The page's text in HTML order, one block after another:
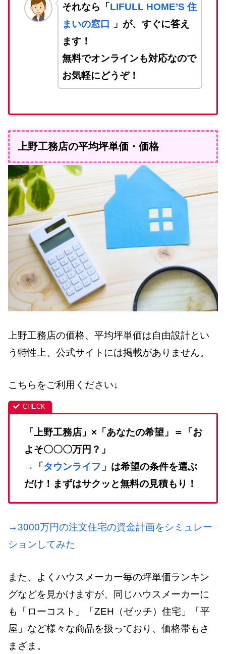
それなら「LIFULL HOME’S 住
まいの窓口
」が、すぐに答え
ます！
無料でオンラインも対応なので
お気軽にどうぞ！
上野工務店の平均坪単価・価格
上野工務店の価格、平均坪単価は自由設計とい
う特性上、公式サイトには掲載がありません。
こちらをご利用ください↓
「上野工務店」×「あなたの希望」＝「お
よそ〇〇〇万円？」
→「 タウンライフ 」は希望の条件を選ぶ
だけ！まずはサクッと無料の見積もり！
→3000万円の注文住宅の資金計画をシミュレー
ションしてみた
また、よくハウスメーカー毎の坪単価ランキン
グなどを見かけますが、同じハウスメーカーに
も「ローコスト」「ZEH（ゼッチ）住宅」「平
屋」など様々な商品を扱っており、価格帯もさ
まざま。